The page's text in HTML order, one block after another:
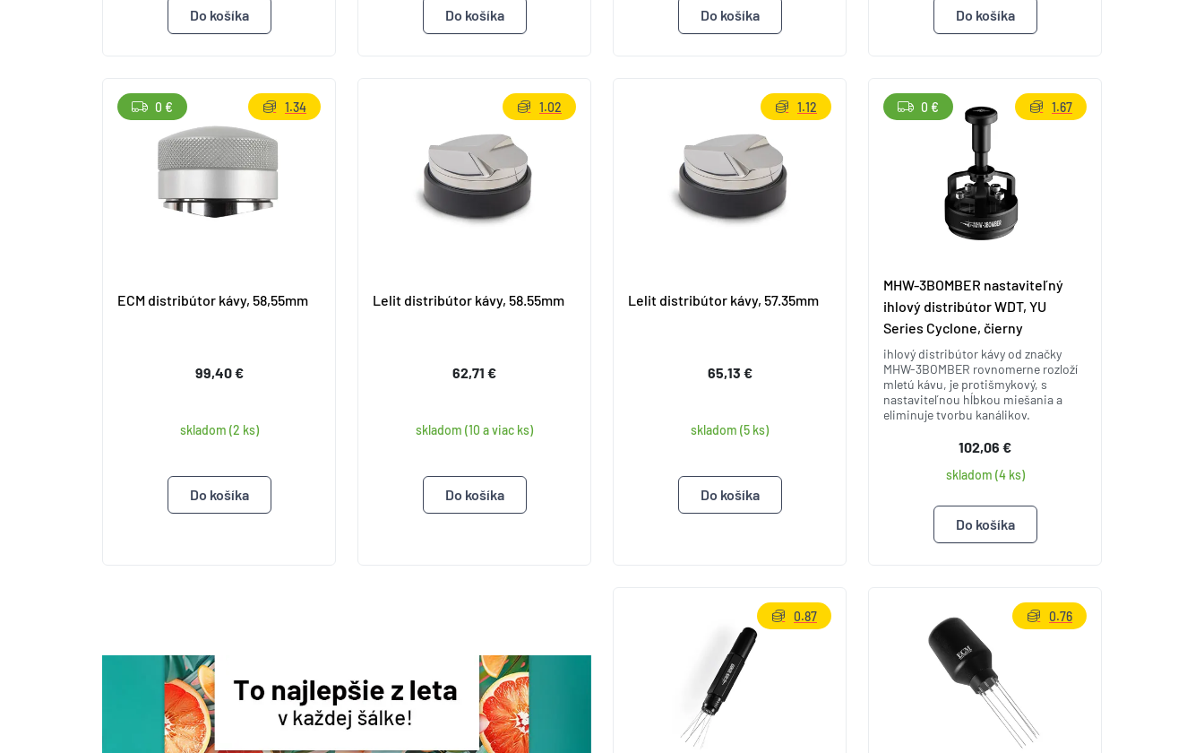
ECM distribútor kávy, 58,55mm
99,40 €
skladom (2 ks)
0 € 1.34
Lelit distribútor kávy, 58.55mm
62,71 €
skladom (10 a viac ks)
1.02
Lelit distribútor kávy, 57.35mm
65,13 €
skladom (5 ks)
1.12
MHW-3BOMBER nastaviteľný
ihlový distribútor WDT, YU
Series Cyclone, čierny
ihlový distribútor kávy od značky
MHW-3BOMBER rovnomerne rozloží
mletú kávu, je protišmykový, s
nastaviteľnou hĺbkou miešania a
eliminuje tvorbu kanálikov.
102,06 €
skladom (4 ks)
0 € 1.67
0.87 0.76